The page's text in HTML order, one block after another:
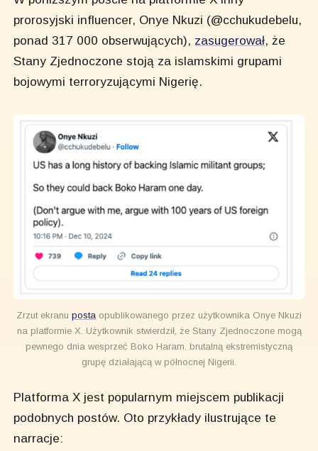
prorosyjski influencer, Onye Nkuzi (@cchukudebelu,
ponad 317 000 obserwujących), zasugerował, że
Stany Zjednoczone stoją za islamskimi grupami
bojowymi terroryzującymi Nigerię.
Zrzut ekranu posta opublikowanego przez użytkownika Onye Nkuzi
na platformie X. Użytkownik stwierdził, że Stany Zjednoczone mogą
pewnego dnia wesprzeć Boko Haram, brutalną ekstremistyczną
grupę działającą w północnej Nigerii.
Platforma X jest popularnym miejscem publikacji
podobnych postów. Oto przykłady ilustrujące te
narracje: